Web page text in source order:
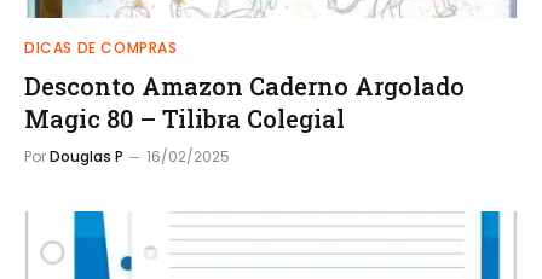
DICAS DE COMPRAS
Desconto Amazon Caderno Argolado
Magic 80 – Tilibra Colegial
PorDouglas P 16/02/2025